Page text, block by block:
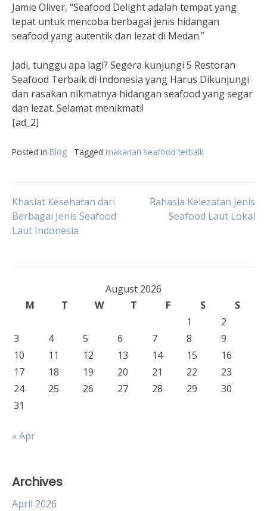
Jamie Oliver, “Seafood Delight adalah tempat yang
tepat untuk mencoba berbagai jenis hidangan
seafood yang autentik dan lezat di Medan.”
Jadi, tunggu apa lagi? Segera kunjungi 5 Restoran
Seafood Terbaik di Indonesia yang Harus Dikunjungi
dan rasakan nikmatnya hidangan seafood yang segar
dan lezat. Selamat menikmati!
[ad_2]
Posted in Blog Tagged makanan seafood terbaik
Post
navigation
Khasiat Kesehatan dari
Berbagai Jenis Seafood
Laut Indonesia
Rahasia Kelezatan Jenis
Seafood Laut Lokal
August 2026
M
T W T F S
S
1
2
3
4 5 6 7 8
9
10
11 12 13 14 15
16
17
18 19 20 21 22
23
24
25 26 27 28 29
30
31
« Apr
Archives
April 2026